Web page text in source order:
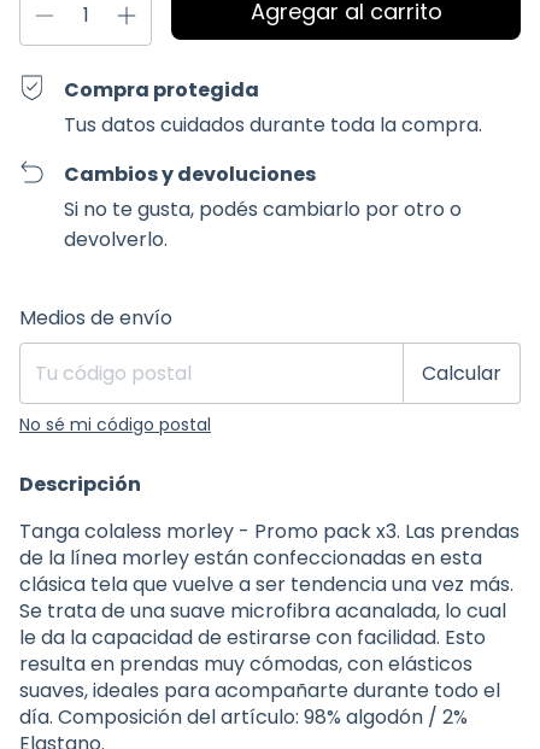
Compra protegida
Tus datos cuidados durante toda la compra.
Cambios y devoluciones
Si no te gusta, podés cambiarlo por otro o
devolverlo.
Entregas para el CP:
Medios de envío
Calcular
No sé mi código postal
Descripción
Tanga colaless morley - Promo pack x3. Las prendas
de la línea morley están confeccionadas en esta
clásica tela que vuelve a ser tendencia una vez más.
Se trata de una suave microfibra acanalada, lo cual
le da la capacidad de estirarse con facilidad. Esto
resulta en prendas muy cómodas, con elásticos
suaves, ideales para acompañarte durante todo el
día. Composición del artículo: 98% algodón / 2%